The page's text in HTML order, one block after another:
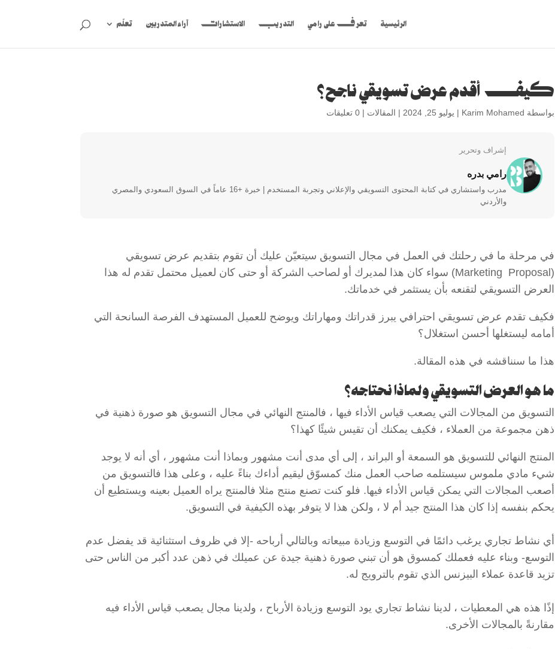
الرئيسية تعرف على رامي التدريب الاستشارات آراء المتدربين تعلّم
كيف أقدم عرض تسويقي ناجح؟
بواسطة Karim Mohamed
| يوليو 25, 2024 | المقالات | 0 تعليقات
إشراف وتحرير
رامي بدره
مدرب واستشاري في كتابة المحتوى التسويقي والإعلاني وتجربة المستخدم | خبرة +16 عاماً في السوق السعودي والمصري
والأردني
في مرحلة ما في رحلتك في العمل في مجال التسويق سيتعيّن عليك أن تقوم بتقديم عرض تسويقي
(Marketing Proposal) سواء كان هذا لمديرك أو لصاحب الشركة أو حتى كان لعميل محتمل تقدم له هذا
العرض التسويقي لتقنعه بأن يستثمر في خدماتك.
فكيف تقدم عرض تسويقي احترافي يبرز قدراتك ومهاراتك ويوضح للعميل المستهدف الفرصة السانحة التي
أمامه ليستغلها أحسن استغلال؟
هذا ما سنناقشه في هذه المقالة.
ما هو العرض التسويقي ولماذا نحتاجه؟
التسويق من المجالات التي يصعب قياس الأداء فيها ، فالمنتج النهائي في مجال التسويق هو صورة ذهنية في
ذهن مجموعة من العملاء ، فكيف يمكنك أن تقيس شيئًا كهذا؟
المنتج النهائي للتسويق هو السمعة أو البراند ، إلى أي مدى أنت مشهور وبماذا أنت مشهور ، أي أنه لا يوجد
شيء مادي ملموس سيستلمه صاحب العمل منك كمسوّق ليقيم أداءك بناءً عليه ، وعلى هذا فالتسويق من
أصعب المجالات التي يمكن قياس الأداء فيها. فلو كنت تصنع منتج مثلا فالمنتج يراه العميل بعينه ويستطيع أن
يحكم بنفسه إذا كان هذا المنتج جيد أم لا ، ولكن هذا لا يتوفر بهذه الكيفية في التسويق.
أي نشاط تجاري يرغب دائمًا في التوسع وزيادة مبيعاته وبالتالي أرباحه -إلا في ظروف استثنائية قد يفضل عدم
التوسع- وبناء عليه فعملك كمسوق هو أن تبني صورة ذهنية جيدة عن عميلك في ذهن عدد أكبر من الناس حتى
تزيد قاعدة عملاء البيزنس الذي تقوم بالترويج له.
إذًا هذه هي المعطيات ، لدينا نشاط تجاري يود التوسع وزيادة الأرباح ، ولدينا مجال يصعب قياس الأداء فيه
مقارنةً بالمجالات الأخرى.